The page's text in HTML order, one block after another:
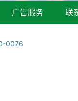
广告服务 联
0076